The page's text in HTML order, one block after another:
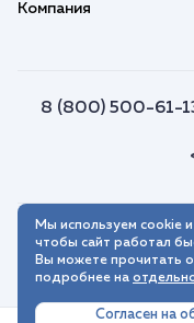
Компания
8 (800) 500-61-
© 2018–2026.
Договор
Мы используем cookie
чтобы сайт работал
Вы можете прочитать
подробнее на
Согласен на